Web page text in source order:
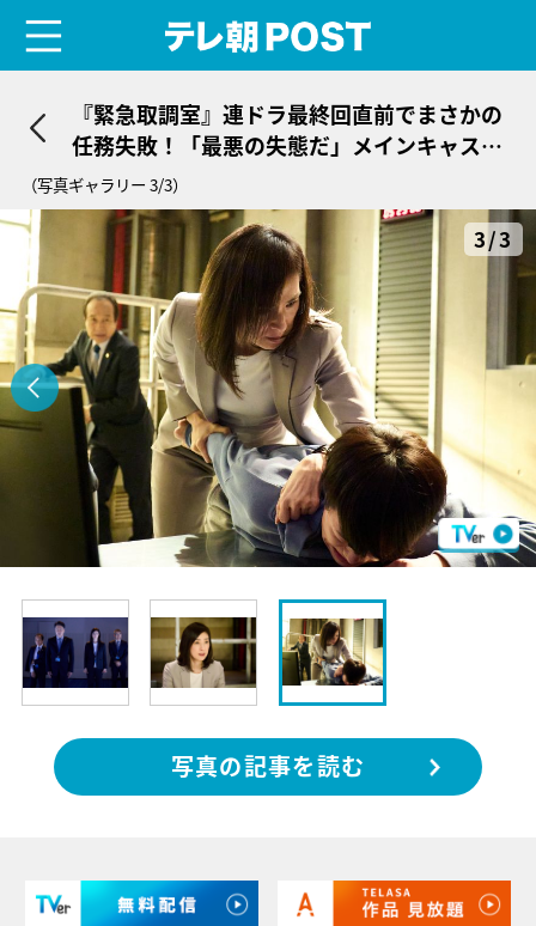
『緊急取調室』連ドラ最終回直前でまさかの
任務失敗！「最悪の失態だ」メインキャスト
もブチ切れ
（写真ギャラリー 3/3）
3/3
写真の記事を読む